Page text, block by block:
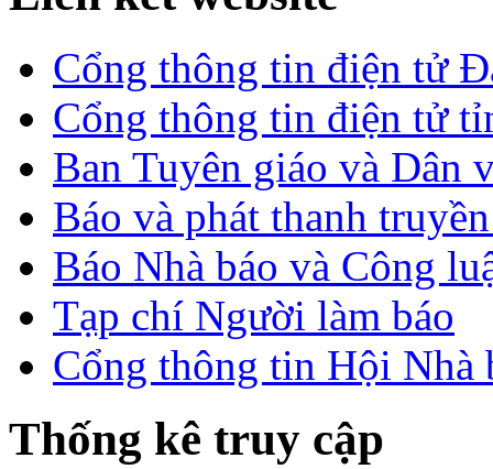
Cổng thông tin điện tử
Cổng thông tin điện tử
Ban Tuyên giáo và Dân
Báo và phát thanh
Báo Nhà báo và Công
Tạp chí Người làm báo
Cổng thông tin Hội Nhà
Thống kê truy cập